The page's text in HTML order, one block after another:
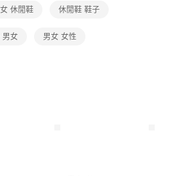
support/home
限公司提供之「AFTEE先享後付」服務完成之交
，請瀏覽以下網址：
休閒鞋 休閒鞋 鞋子
男女 男女 女性